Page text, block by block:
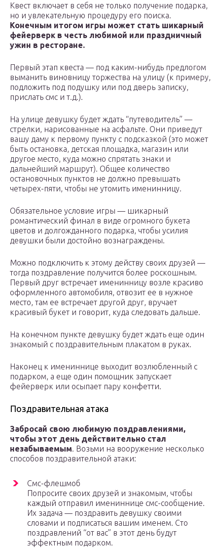
Квест включает в себя не только получение подарка,
но и увлекательную процедуру его поиска.
Конечным итогом игры может стать шикарный
фейерверк в честь любимой или праздничный
ужин в ресторане.
Первый этап квеста — под каким-нибудь предлогом
выманить виновницу торжества на улицу (к примеру,
подложить под подушку или под дверь записку,
прислать смс и т.д.).
На улице девушку будет ждать “путеводитель” —
стрелки, нарисованные на асфальте. Они приведут
вашу даму к первому пункту с подсказкой (это может
быть остановка, детская площадка, магазин или
другое место, куда можно спрятать знаки и
дальнейший маршрут). Общее количество
остановочных пунктов не должно превышать
четырех-пяти, чтобы не утомить именинницу.
Обязательное условие игры — шикарный
романтический финал в виде огромного букета
цветов и долгожданного подарка, чтобы усилия
девушки были достойно вознаграждены.
Можно подключить к этому действу своих друзей —
тогда поздравление получится более роскошным.
Первый друг встречает именинницу возле красиво
оформленного автомобиля, отвозит ее в нужное
место, там ее встречает другой друг, вручает
красивый букет и говорит, куда следовать дальше.
На конечном пункте девушку будет ждать еще один
знакомый с поздравительным плакатом в руках.
Наконец к имениннице выходит возлюбленный с
подарком, а еще один помощник запускает
фейерверк или осыпает пару конфетти.
Поздравительная атака
Забросай свою любимую поздравлениями,
чтобы этот день действительно стал
незабываемым. Возьми на вооружение несколько
способов поздравительной атаки:
Смс-флешмоб
Попросите своих друзей и знакомым, чтобы
каждый отправил имениннице смс-сообщение.
Их задача — поздравить девушку своими
словами и подписаться вашим именем. Сто
поздравлений “от вас” в этот день будут
эффектным подарком.